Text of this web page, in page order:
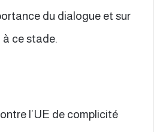
du dialogue et sur
à ce stade.
l’UE de complicité